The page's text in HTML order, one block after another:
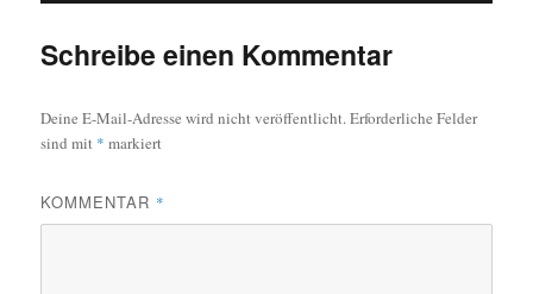
Schreibe einen Kommentar
Deine E-Mail-Adresse wird nicht veröffentlicht.Erforderliche Felder
sind mit * markiert
KOMMENTAR *